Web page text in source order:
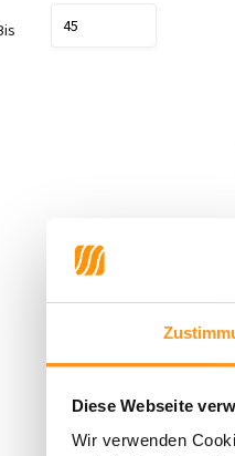
Diese Webseite
Wir verwenden
-